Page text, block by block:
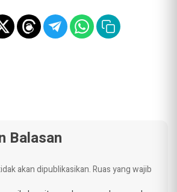
Balasan
akan dipublikasikan.Ruas yang wajib